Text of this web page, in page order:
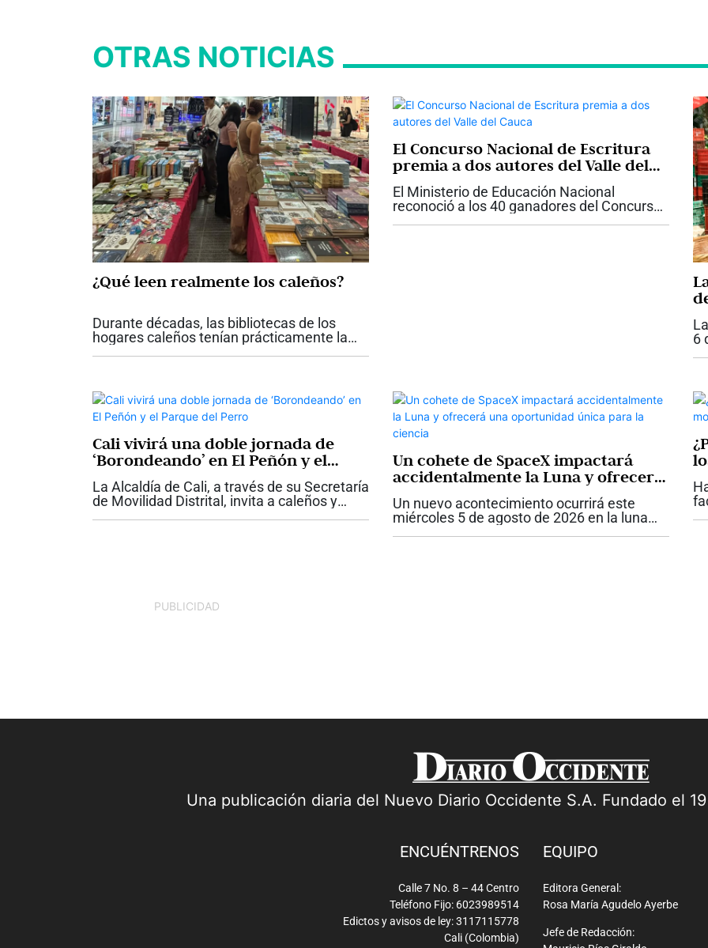
OTRAS NOTICIAS
¿Qué leen realmente los caleños?
Durante décadas, las bibliotecas de los
hogares caleños tenían prácticamente la
El Concurso Nacional de Escritura
premia a dos autores del Valle del
Cauca
El Ministerio de Educación Nacional
reconoció a los 40 ganadores del Concurso
y
6
Cali vivirá una doble jornada de
‘Borondeando’ en El Peñón y el
Parque del Perro
La Alcaldía de Cali, a través de su Secretaría
de Movilidad Distrital, invita a caleños y
Un cohete de SpaceX impactará
accidentalmente la Luna y ofrecerá
una oportunidad única para la
ciencia
Un nuevo acontecimiento ocurrirá este
miércoles 5 de agosto de 2026 en la luna
PUBLICIDAD
Una publicación diaria del Nuevo Diario Occidente S.A. Fundado el
ENCUÉNTRENOS
Calle 7 No. 8 – 44 Centro
Teléfono Fijo: 6023989514
Edictos y avisos de ley: 3117115778
Cali (Colombia)
EQUIPO
Editora General:
Rosa María Agudelo Ayerbe
Jefe de Redacción: